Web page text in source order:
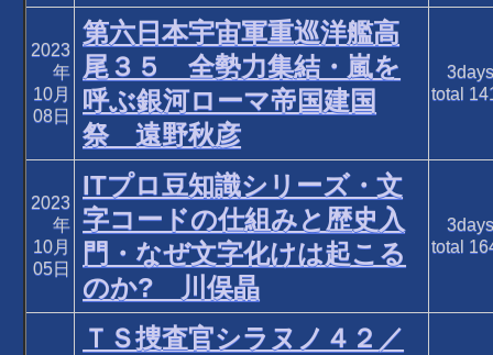
2023
年
10月
08日
第六日本宇宙軍重巡洋艦高
尾３５ 全勢力集結・嵐を
呼ぶ銀河ローマ帝国建国
祭 遠野秋彦
total
2023
年
10月
05日
ITプロ豆知識シリーズ・文
字コードの仕組みと歴史入
門・なぜ文字化けは起こる
のか? 川俣晶
total
ＴＳ捜査官シラヌノ４２／